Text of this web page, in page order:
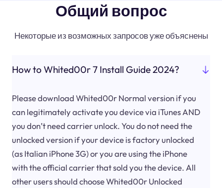
Общий вопрос
Некоторые из возможных запросов уже объяснены
How to Whited00r 7 Install Guide 2024?
Please download Whited00r Normal version if you
can legitimately activate you device via iTunes AND
you don’t need carrier unlock. You do not need the
unlocked version if your device is factory unlocked
(as Italian iPhone 3G) or you are using the iPhone
with the official carrier that sold you the device. All
other users should choose Whited00r Unlocked